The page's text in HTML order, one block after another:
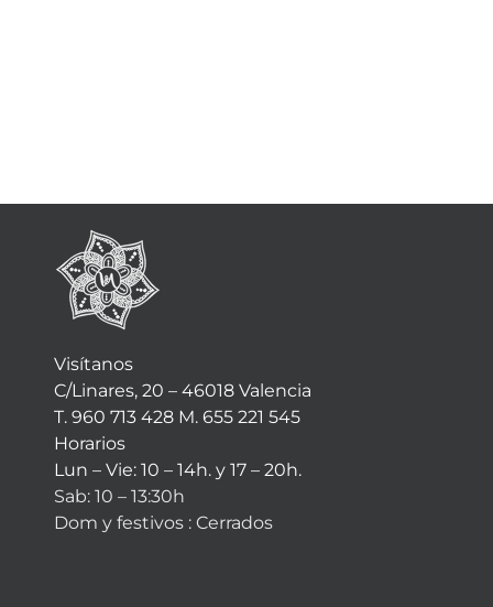
Visítanos
C/Linares, 20 – 46018 Valencia
T. 960 713 428 M. 655 221 545
Horarios
Lun – Vie: 10 – 14h. y 17 – 20h.
Sab: 10 – 13:30h
Dom y festivos : Cerrados